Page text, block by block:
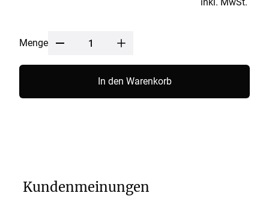
Menge
In den Warenkorb
Kundenmeinungen